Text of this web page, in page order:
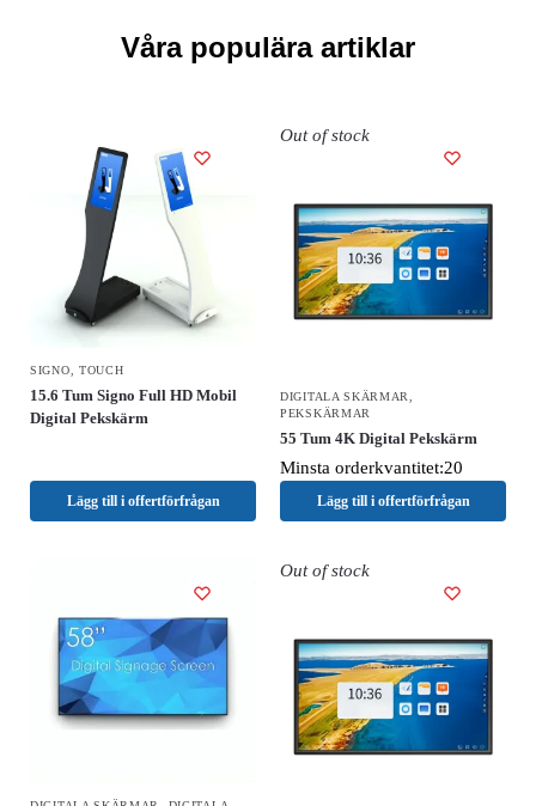
Våra populära artiklar
SIGNO TOUCH
15.6 Tum Signo Full HD Mobil
Digital Pekskärm
Lägg till i offertförfrågan
Out of stock
DIGITALA SKÄRMAR
PEKSKÄRMAR
55 Tum 4K Digital Pekskärm
Minsta orderkvantitet:20
Lägg till i offertförfrågan
Out of stock